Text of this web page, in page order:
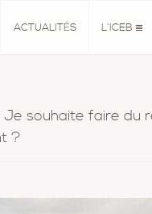
ACTUALITÉS L’ICEB
Je souhaite faire du
?